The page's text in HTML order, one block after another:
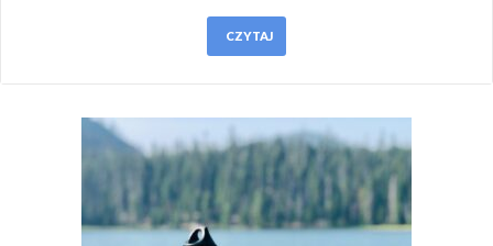
CZYTAJ